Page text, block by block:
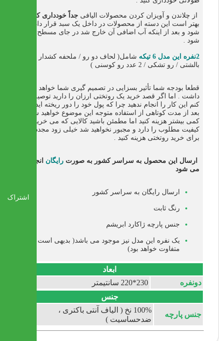
از چلاندن و آویزان کردن محصولات الیافی جداً خودداری کنید
بهتر است این دسته از محصولات در داخل یک سبد قرار داده
شود و بعد از اینکه آب اضافی آن خارج شد در جای مسطح پهن
شود .
2نفره این مدل 6 تیکه
بالشتی / رو تشکی / 2 عدد رو کوسنی )
قطعا بودجه شما تأثیر بسزایی در تصمیم گیری شما خواهد
داشت . اما اگر قصد خرید یک روتختی ارزان را دارید توصیه می
کنم این کار را انجام ندهید چرا که پول خود را دور ریخته اید و
بعد از مدت کوتاهی از استفاده متوجه این موضوع خواهید شد .
کمی بیشتر هزینه کنید اما مطمئن باشید کالایی که می خرید
کیفیت مطلوب را دارد و مجبور نخواهید شد خیلی زود مجددا
برای خرید روتختی هزینه کنید .
ارسال این محصول به سراسر کشور به صورت رایگان انجام
می شود
ارسال رایگان به سراسر کشور
رنگ ثابت
جنس پارچه ژاکارد ابریشم
یک نفره این مدل نیز موجود می باشد( بدیهی است قیمت
متفاوت خواهد بود)
ابعاد
دونفره
230*220 سانتیمتر
جنس
جنس پارچه
100% نخ ( الیاف آنتی باکتری ،
ضدحساسیت )
اشتراک